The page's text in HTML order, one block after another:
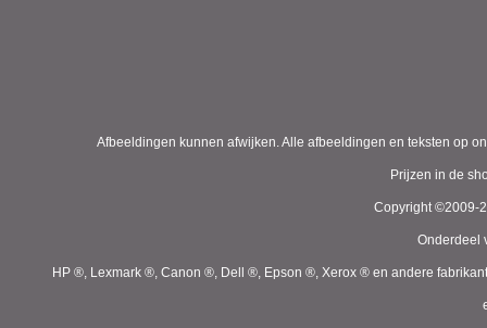
Afbeeldingen kunnen afwijken. Alle afbeeldingen en teksten op
Prijzen in de
Copyright ©2009-
Onderdeel
HP ®, Lexmark ®, Canon ®, Dell ®, Epson ®, Xerox ® en andere